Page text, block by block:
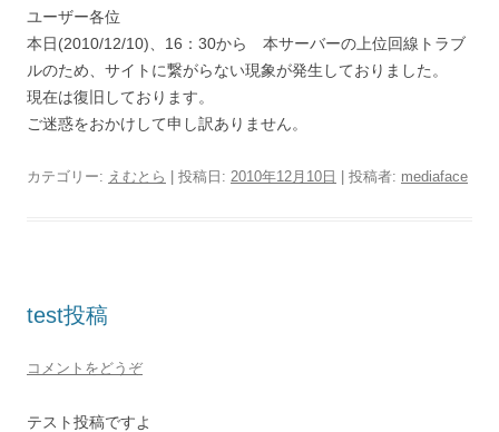
ユーザー各位
本日(2010/12/10)、16：30から 本サーバーの上位回線トラブ
ルのため、サイトに繋がらない現象が発生しておりました。
現在は復旧しております。
ご迷惑をおかけして申し訳ありません。
カテゴリー: えむとら | 投稿日: 2010年12月10日 投稿者: mediaface
test投稿
コメントをどうぞ
テスト投稿ですよ